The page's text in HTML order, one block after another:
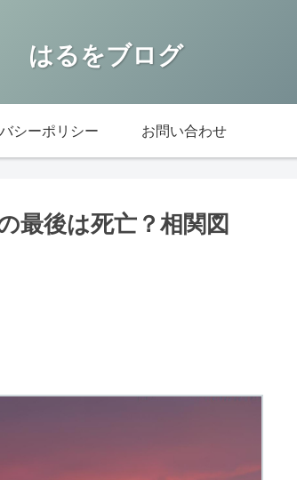
はるをブログ
シーポリシー お問い合わせ
最後は死亡？相関図